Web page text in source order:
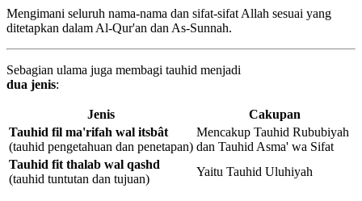
Mengimani seluruh nama-nama dan sifat-sifat Allah sesuai yang
ditetapkan dalam Al-Qur'an dan As-Sunnah.
Sebagian ulama juga membagi tauhid menjadi
dua jenis:
Jenis
Cakupan
Tauhid fil ma'rifah wal itsbât
(tauhid pengetahuan dan penetapan)
Mencakup Tauhid Rububiyah
dan Tauhid Asma' wa Sifat
Tauhid fit thalab wal qashd
(tauhid tuntutan dan tujuan)
Yaitu Tauhid Uluhiyah